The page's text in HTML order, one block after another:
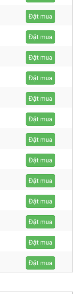
Đặt mua
Đặt mua
Đặt mua
Đặt mua
Đặt mua
Đặt mua
Đặt mua
Đặt mua
Đặt mua
Đặt mua
Đặt mua
Đặt mua
Đặt mua